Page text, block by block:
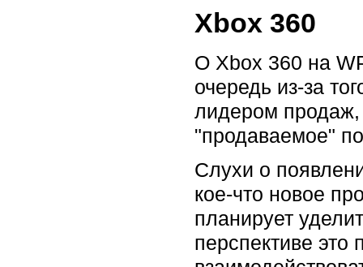
Xbox 360
О Xbox 360 на
очередь из-за
лидером продаж,
"продаваемое"
Слухи о
кое-что новое
планирует
перспективе это